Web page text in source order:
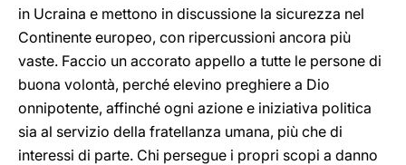
in Ucraina e mettono in discussione la sicurezza nel
Continente europeo, con ripercussioni ancora più
vaste. Faccio un accorato appello a tutte le persone di
buona volontà, perché elevino preghiere a Dio
onnipotente, affinché ogni azione e iniziativa politica
sia al servizio della fratellanza umana, più che di
interessi di parte. Chi persegue i propri scopi a danno